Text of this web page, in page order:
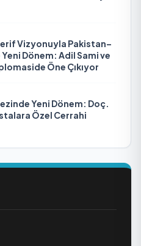
Vizyonuyla Pakistan–
Dönem: Adil Sami ve
Öne Çıkıyor
Yeni Dönem: Doç.
Özel Cerrahi